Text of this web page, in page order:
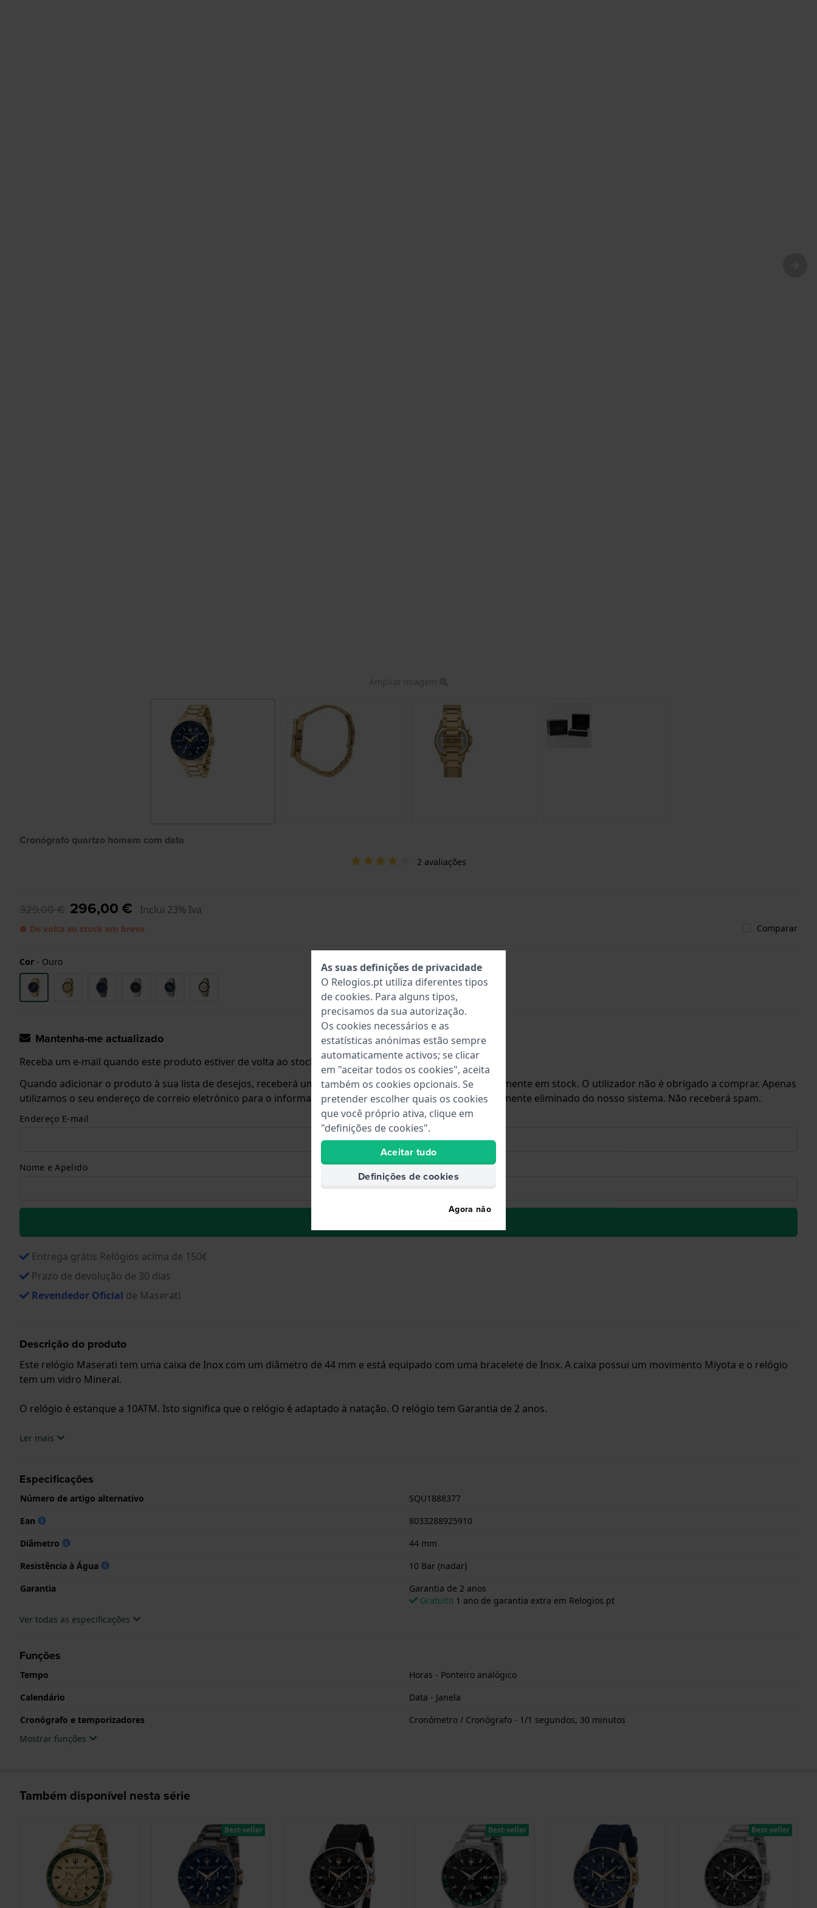
Ampliar imagem
Cronógrafo quartzo homem com data
2 avaliações
329,00 € 296,00 € Inclui 23% Iva
● De volta ao stock em breve Comparar
Cor - Ouro
Mantenha-me actualizado
Receba um e-mail quando este produto estiver de volta ao stock.
Quando adicionar o produto à sua lista de desejos, receberá um e-mail assim que o produto estiver novamente em stock. O utilizador não é obrigado a comprar. Apenas
utilizamos o seu endereço de correio eletrónico para o informar sobre novas existências. Este é imediatamente eliminado do nosso sistema. Não receberá spam.
Endereço E-mail
Nome e Apelido
Entrega grátis Relógios acima de 150€
Prazo de devolução de 30 dias
Revendedor Oficial de Maserati
Descrição do produto
Este relógio Maserati tem uma caixa de Inox com um diâmetro de 44 mm e está equipado com uma bracelete de Inox. A caixa possui um movimento Miyota e o relógio
tem um vidro Mineral.
O relógio é estanque a 10ATM. Isto significa que o relógio é adaptado à natação. O relógio tem Garantia de 2 anos.
.Ler mais
Especificações
Número de artigo alternativo
SQU1888377
Ean
8033288925910
Diâmetro
44 mm
Resistência à Água
10 Bar (nadar)
Garantia
Garantia de 2 anos
Gratuito 1 ano de garantia extra em Relogios.pt
Ver todas as especificações
Funções
Tempo
Horas - Ponteiro analógico
Calendário
Data - Janela
Cronógrafo e temporizadores
Cronómetro / Cronógrafo - 1/1 segundos, 30 minutos
Mostrar funções
Também disponível nesta série
Best-seller Best-seller Best-seller
As suas definições de privacidade
O Relogios.pt utiliza diferentes tipos
de cookies. Para alguns tipos,
precisamos da sua autorização.
Os cookies necessários e as
estatísticas anónimas estão sempre
automaticamente activos; se clicar
em "aceitar todos os cookies", aceita
também os cookies opcionais. Se
pretender escolher quais os cookies
que você próprio ativa, clique em
"definições de cookies".
Aceitar tudo
Definições de cookies
Agora não